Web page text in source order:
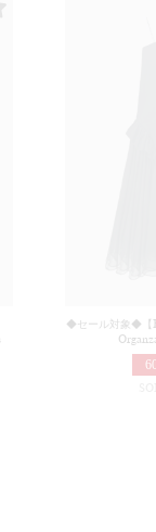
◆セール対象◆【